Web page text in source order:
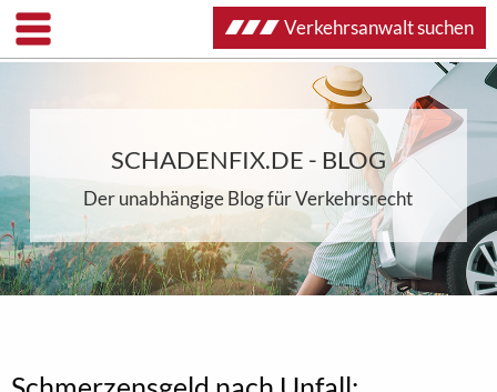
SCHADENFIX.DE - BLOG
Der unabhängige Blog für Verkehrsrecht
Verkehrsanwalt suchen